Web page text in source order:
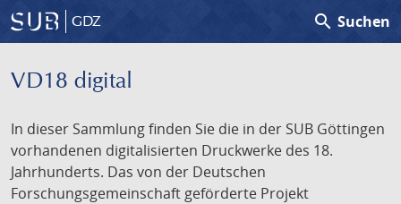
GDZ search Suchen
VD18 digital
In dieser Sammlung finden Sie die in der SUB Göttingen
vorhandenen digitalisierten Druckwerke des 18.
Jahrhunderts. Das von der Deutschen
Forschungsgemeinschaft geförderte Projekt